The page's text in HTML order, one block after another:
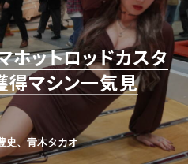
ットロッドカスタ
得マシン一気見
史、青木タカオ